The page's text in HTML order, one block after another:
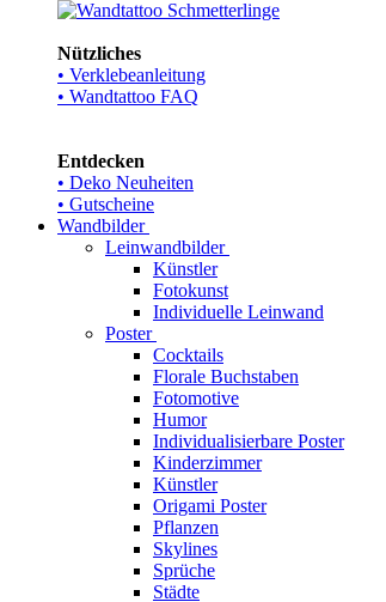
Nützliches
• Verklebeanleitung
• Wandtattoo FAQ
Entdecken
• Deko Neuheiten
• Gutscheine
Wandbilder
Leinwandbilder
Künstler
Fotokunst
Individuelle Leinwand
Poster
Cocktails
Florale Buchstaben
Fotomotive
Humor
Individualisierbare Poster
Kinderzimmer
Künstler
Origami Poster
Pflanzen
Skylines
Sprüche
Städte